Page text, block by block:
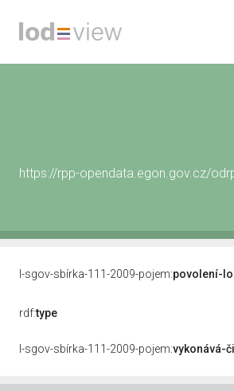
https://rpp-opendata.egon.gov.cz/
l-sgov-sbírka-111-2009-pojem:povolení-
rdf:type
l-sgov-sbírka-111-2009-pojem:vykonává-